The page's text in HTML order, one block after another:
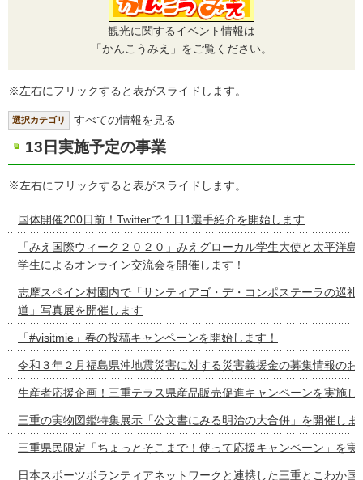
観光に関するイベント情報は
「かんこうみえ」をご覧ください。
※左右にフリックすると表がスライドします。
選択カテゴリ すべての情報を見る
13日実施予定の事業
※左右にフリックすると表がスライドします。
国体開催200日前！Twitterで１日1選手紹介を開始します
「みえ国際ウィーク２０２０」みえグローカル学生大使と太平洋
学生によるオンライン交流会を開催します！
志摩スペイン村園内で「サンティアゴ・デ・コンポステーラの巡礼
道」写真展を開催します
「#visitmie」春の投稿キャンペーンを開始します！
令和３年２月福島県沖地震災害に対する災害義援金の募集情報のお
生産者応援企画！三重テラス県産品販売促進キャンペーンを実施し
三重の実物図鑑特集展示「公文書にみる明治の大合併」を開催しま
三重県民限定「ちょっとそこまで！使って応援キャンペーン」を実
日本スポーツボランティアネットワークと連携した三重とこわか国